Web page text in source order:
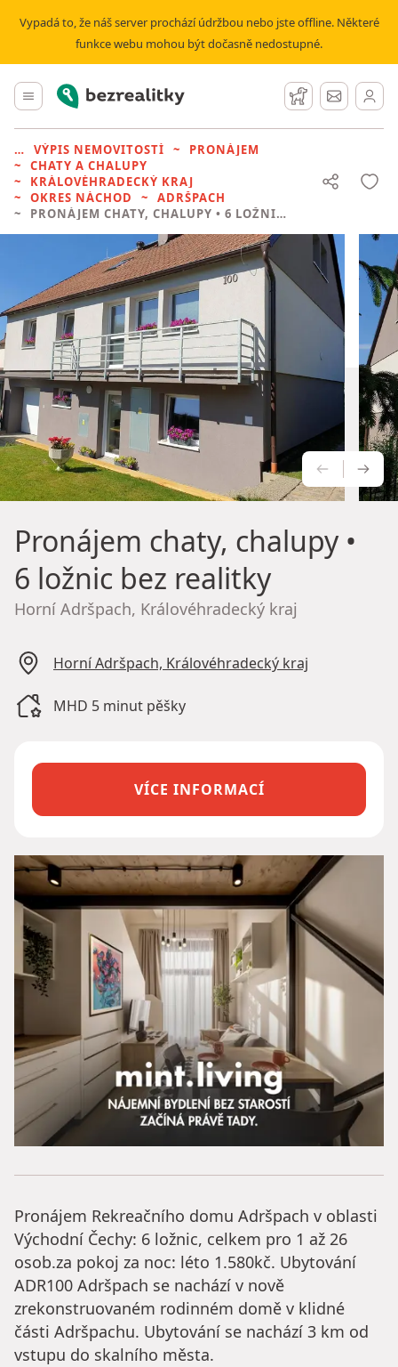
Vypadá to, že náš server prochází údržbou nebo jste offline. Některé
funkce webu mohou být dočasně nedostupné.
Hlavní menu
Bezrealitky Hlídací pes
Zprávy
VÝPIS NEMOVITOSTÍ
PRONÁJEM
CHATY A CHALUPY
KRÁLOVÉHRADECKÝ KRAJ
OKRES NÁCHOD
ADRŠPACH
PRONÁJEM CHATY, CHALUPY • 6 LOŽNIC BEZ REALITKY
Pronájem chaty, chalupy•
6 ložnic bez realitky
Horní Adršpach, Královéhradecký kraj
Horní Adršpach, Královéhradecký kraj
MHD 5 minut pěšky
VÍCE INFORMACÍ
Pronájem Rekreačního domu Adršpach v oblasti
Východní Čechy: 6 ložnic, celkem pro 1 až 26
osob.za pokoj za noc: léto 1.580kč. Ubytování
ADR100 Adršpach se nachází v nově
zrekonstruovaném rodinném domě v klidné
části Adršpachu. Ubytování se nachází 3 km od
vstupu do skalního města.